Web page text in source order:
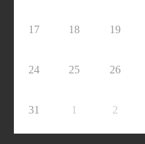
17 18 19
24 25 26
31 1 2